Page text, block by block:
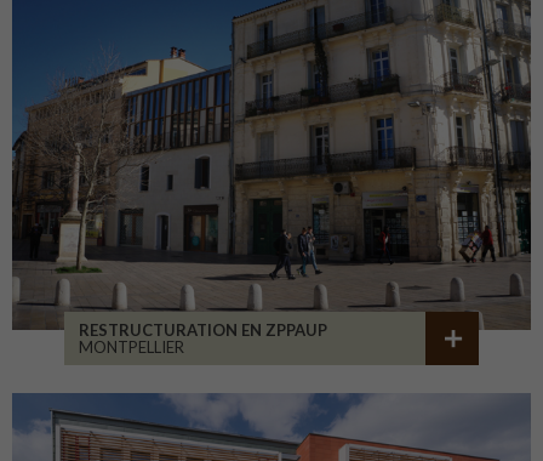
RESTRUCTURATION EN ZPPAUP
MONTPELLIER